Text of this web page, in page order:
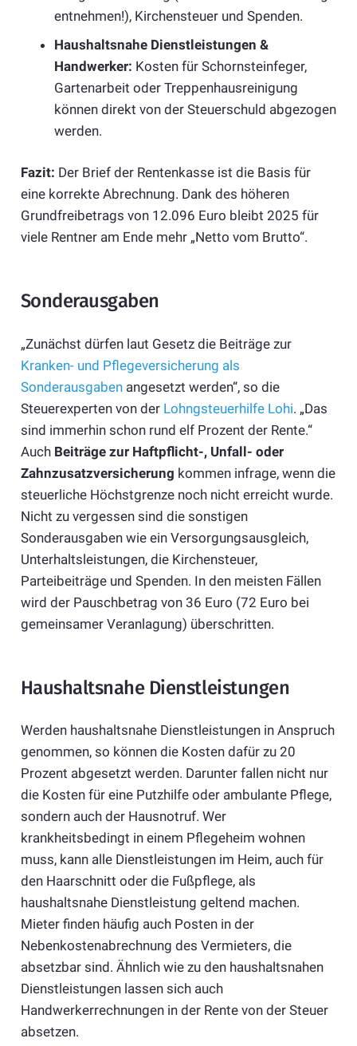
entnehmen!), Kirchensteuer und Spenden.
Haushaltsnahe Dienstleistungen &
Handwerker: Kosten für Schornsteinfeger,
Gartenarbeit oder Treppenhausreinigung
können direkt von der Steuerschuld abgezogen
werden.
Fazit: Der Brief der Rentenkasse ist die Basis für
eine korrekte Abrechnung. Dank des höheren
Grundfreibetrags von 12.096 Euro bleibt 2025 für
viele Rentner am Ende mehr „Netto vom Brutto“.
Sonderausgaben
„Zunächst dürfen laut Gesetz die Beiträge zur
Kranken- und Pflegeversicherung als
Sonderausgabenangesetzt werden“, so die
Steuerexperten von der Lohngsteuerhilfe Lohi. „Das
sind immerhin schon rund elf Prozent der Rente.“
Auch Beiträge zur Haftpflicht-, Unfall- oder
Zahnzusatzversicherung kommen infrage, wenn die
steuerliche Höchstgrenze noch nicht erreicht wurde.
Nicht zu vergessen sind die sonstigen
Sonderausgaben wie ein Versorgungsausgleich,
Unterhaltsleistungen, die Kirchensteuer,
Parteibeiträge und Spenden. In den meisten Fällen
wird der Pauschbetrag von 36 Euro (72 Euro bei
gemeinsamer Veranlagung) überschritten.
Haushaltsnahe Dienstleistungen
Werden haushaltsnahe Dienstleistungen in Anspruch
genommen, so können die Kosten dafür zu 20
Prozent abgesetzt werden. Darunter fallen nicht nur
die Kosten für eine Putzhilfe oder ambulante Pflege,
sondern auch der Hausnotruf. Wer
krankheitsbedingt in einem Pflegeheim wohnen
muss, kann alle Dienstleistungen im Heim, auch für
den Haarschnitt oder die Fußpflege, als
haushaltsnahe Dienstleistung geltend machen.
Mieter finden häufig auch Posten in der
Nebenkostenabrechnung des Vermieters, die
absetzbar sind. Ähnlich wie zu den haushaltsnahen
Dienstleistungen lassen sich auch
Handwerkerrechnungen in der Rente von der Steuer
absetzen.